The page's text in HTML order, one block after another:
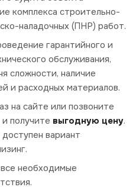
комплекса строительно-
наладочных (ПНР) работ.
гарантийного и
обслуживания,
сложности, наличие
и расходных материалов.
на сайте или позвоните
получите выгодную цену.
вариант
необходимые